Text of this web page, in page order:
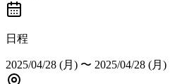
日程
2025/04/28 (月) 〜 2025/04/28 (月)